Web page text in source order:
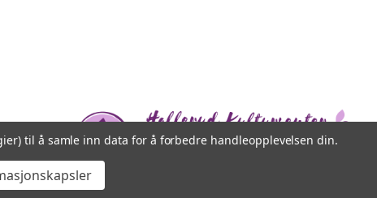
til å samle inn data for å forbedre handleopplevelsen din.